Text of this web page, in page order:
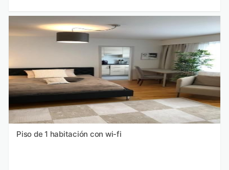
Piso de 1 habitación con wi-fi